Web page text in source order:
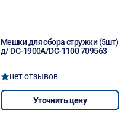
Мешки для сбора стружки (5шт)
д/ DC-1900A/DC-1100 709563
нет отзывов
Уточнить цену